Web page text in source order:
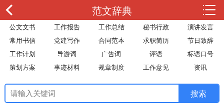
范文辞典
公文文书 工作报告 工作总结 秘书行政
演讲发言
常用书信
党建写作 合同范本 求职简历
节日致辞
工作计划
导游词 广告词 评语
标语口号
策划方案
事迹材料 规章制度 工作意见 资讯